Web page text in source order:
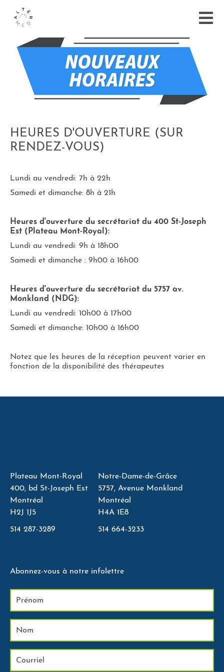
HEURES D'OUVERTURE (SUR
RENDEZ-VOUS)
Lundi au vendredi: 7h à 22h
Samedi et dimanche: 8h à 21h
Heures d'ouverture du secrétariat du 400 St-Joseph
Est (Plateau Mont-Royal):
Lundi au vendredi: 9h à 18h00
Samedi et dimanche : 9h00 à 16h00
Heures d'ouverture du secrétariat du 5757 av.
Monkland (NDG):
Lundi au vendredi: 10h00 à 17h00
Samedi et dimanche: 10h00 à 16h00
Notez que les heures de la réception peuvent varier en
fonction de la disponibilité des thérapeutes
Plateau Mont-Royal
400, bd St-Joseph Est
Montréal
H2J 1J5
514 287-3289
Notre-Dame-de-Grâce
5757, Avenue Monkland
Montréal
H4A 1E8
514 664-3233
Abonnez-vous à notre infolettre